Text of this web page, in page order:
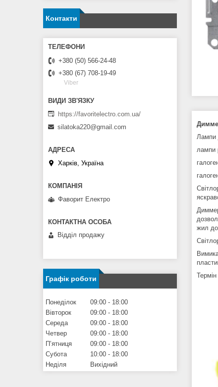
Лампи
лампи
жил до
Термін
Контакти
+380 (50) 566-24-48
+380 (67) 708-19-49
Viber
https://favoritelectro.com.ua/
silatoka220@gmail.com
Харків, Україна
Фаворит Електро
Відділ продажу
Графік роботи
Понеділок 09:00
18:00
Вівторок
09:00
18:00
Середа
09:00
18:00
Четвер
09:00
18:00
Пʼятниця
09:00
18:00
Субота
10:00
18:00
Неділя
Вихідний